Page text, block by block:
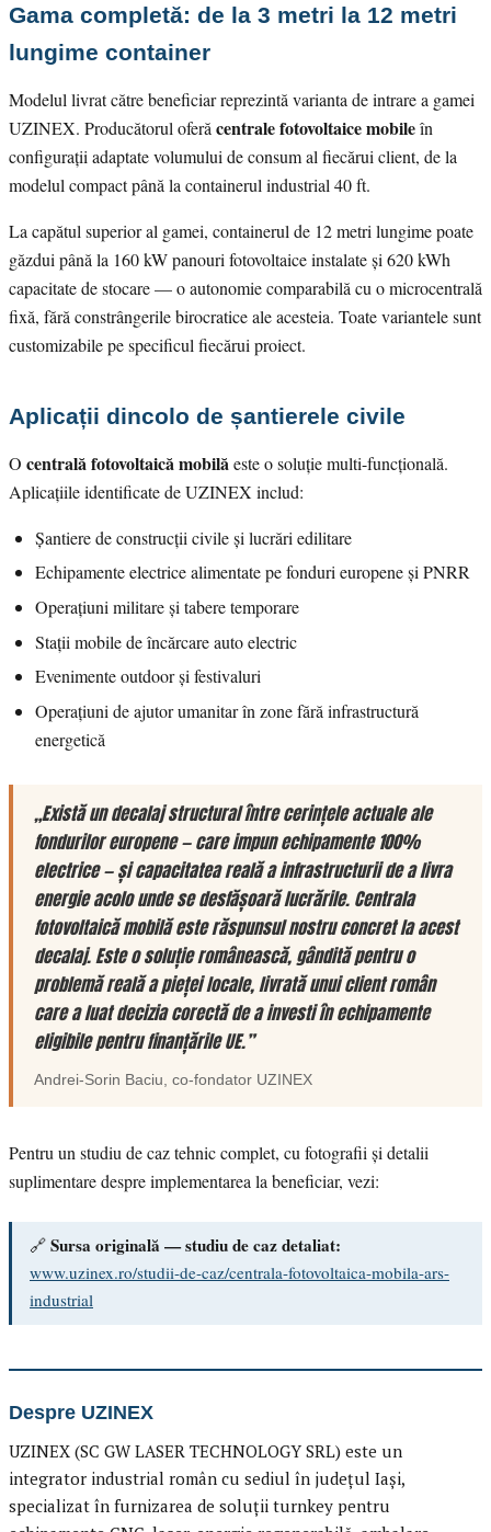
Gama completă: de la 3 metri la 12 metri
lungime container
Modelul livrat către beneficiar reprezintă varianta de intrare a gamei
UZINEX. Producătorul oferă centrale fotovoltaice mobileîn
configurații adaptate volumului de consum al fiecărui client, de la
modelul compact până la containerul industrial 40 ft.
La capătul superior al gamei, containerul de 12 metri lungime poate
găzdui până la 160 kW panouri fotovoltaice instalate și 620 kWh
capacitate de stocare — o autonomie comparabilă cu o microcentrală
fixă, fără constrângerile birocratice ale acesteia. Toate variantele sunt
customizabile pe specificul fiecărui proiect.
Aplicații dincolo de șantierele civile
O centrală fotovoltaică mobilăeste o soluție multi-funcțională.
Aplicațiile identificate de UZINEX includ:
Șantiere de construcții civile și lucrări edilitare
Echipamente electrice alimentate pe fonduri europene și PNRR
Operațiuni militare și tabere temporare
Stații mobile de încărcare auto electric
Evenimente outdoor și festivaluri
Operațiuni de ajutor umanitar în zone fără infrastructură
energetică
„Există un decalaj structural între cerințele actuale ale
fondurilor europene — care impun echipamente 100%
electrice — și capacitatea reală a infrastructurii de a livra
energie acolo unde se desfășoară lucrările. Centrala
fotovoltaică mobilă este răspunsul nostru concret la acest
decalaj. Este o soluție românească, gândită pentru o
problemă reală a pieței locale, livrată unui client român
care a luat decizia corectă de a investi în echipamente
eligibile pentru finanțările UE.”
Andrei-Sorin Baciu, co-fondator UZINEX
Pentru un studiu de caz tehnic complet, cu fotografii și detalii
suplimentare despre implementarea la beneficiar, vezi:
🔗 Sursa originală — studiu de caz detaliat:
www.uzinex.ro/studii-de-caz/centrala-fotovoltaica-mobila-ars-
industrial
Despre UZINEX
UZINEX (SC GW LASER TECHNOLOGY SRL) este un
integrator industrial român cu sediul în județul Iași,
specializat în furnizarea de soluții turnkey pentru